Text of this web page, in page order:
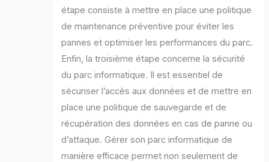
étape consiste à mettre en place une politique
de maintenance préventive pour éviter les
pannes et optimiser les performances du parc.
Enfin, la troisième étape concerne la sécurité
du parc informatique. Il est essentiel de
sécuriser l’accès aux données et de mettre en
place une politique de sauvegarde et de
récupération des données en cas de panne ou
d’attaque. Gérer son parc informatique de
manière efficace permet non seulement de